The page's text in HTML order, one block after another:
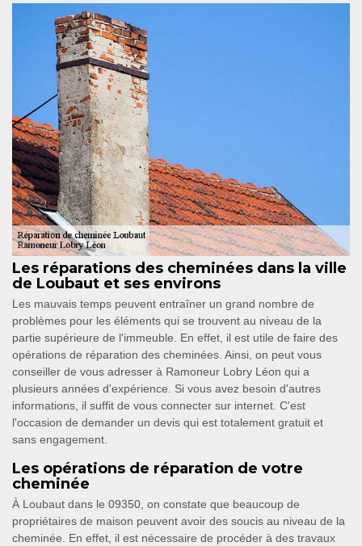
Les réparations des cheminées dans la ville
de Loubaut et ses environs
Les mauvais temps peuvent entraîner un grand nombre de
problèmes pour les éléments qui se trouvent au niveau de la
partie supérieure de l'immeuble. En effet, il est utile de faire des
opérations de réparation des cheminées. Ainsi, on peut vous
conseiller de vous adresser à Ramoneur Lobry Léon qui a
plusieurs années d'expérience. Si vous avez besoin d'autres
informations, il suffit de vous connecter sur internet. C'est
l'occasion de demander un devis qui est totalement gratuit et
sans engagement.
Les opérations de réparation de votre
cheminée
À Loubaut dans le 09350, on constate que beaucoup de
propriétaires de maison peuvent avoir des soucis au niveau de la
cheminée. En effet, il est nécessaire de procéder à des travaux